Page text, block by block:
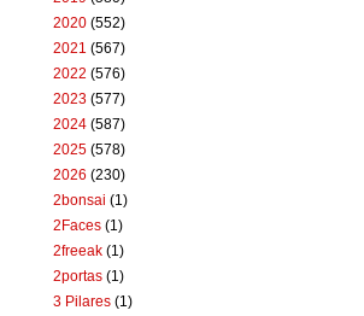
2020 (552)
2021 (567)
2022 (576)
2023 (577)
2024 (587)
2025 (578)
2026 (230)
2bonsai (1)
2Faces (1)
2freeak (1)
2portas (1)
3 Pilares (1)